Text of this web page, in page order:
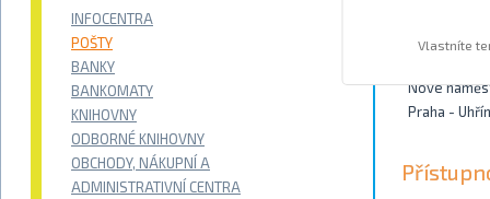
INFOCENTRA
POŠTY
BANKY
BANKOMATY
KNIHOVNY
ODBORNÉ KNIHOVNY
OBCHODY, NÁKUPNÍ A
ADMINISTRATIVNÍ CENTRA
Nové
Praha -
Vlastníte